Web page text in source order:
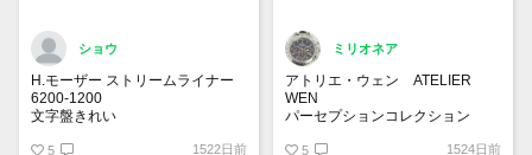
ショウ
H.モーザー ストリームライナー
6200-1200
文字盤きれい
5 1522日前
ミリオネア
アトリエ・ウェン ATELIER
WEN
パーセプションコレクション
5 1524日前